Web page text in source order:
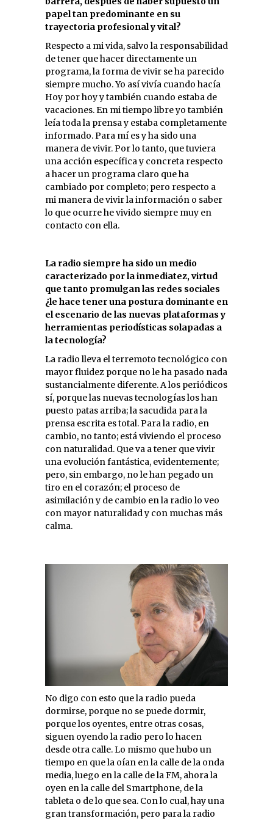
papel tan predominante en su
trayectoria profesional y vital?
Respecto a mi vida, salvo la responsabilidad
de tener que hacer directamente un
programa, la forma de vivir se ha parecido
siempre mucho. Yo así vivía cuando hacía
Hoy por hoy y también cuando estaba de
vacaciones. En mi tiempo libre yo también
leía toda la prensa y estaba completamente
informado. Para mí es y ha sido una
manera de vivir. Por lo tanto, que tuviera
una acción específica y concreta respecto
a hacer un programa claro que ha
cambiado por completo; pero respecto a
mi manera de vivir la información o saber
lo que ocurre he vivido siempre muy en
contacto con ella.
La radio siempre ha sido un medio
caracterizado por la inmediatez, virtud
que tanto promulgan las redes sociales
¿le hace tener una postura dominante en
el escenario de las nuevas plataformas y
herramientas periodísticas solapadas a
la tecnología?
La radio lleva el terremoto tecnológico con
mayor fluidez porque no le ha pasado nada
sustancialmente diferente. A los periódicos
sí, porque las nuevas tecnologías los han
puesto patas arriba; la sacudida para la
prensa escrita es total. Para la radio, en
cambio, no tanto; está viviendo el proceso
con naturalidad. Que va a tener que vivir
una evolución fantástica, evidentemente;
pero, sin embargo, no le han pegado un
tiro en el corazón; el proceso de
asimilación y de cambio en la radio lo veo
con mayor naturalidad y con muchas más
calma.
No digo con esto que la radio pueda
dormirse, porque no se puede dormir,
porque los oyentes, entre otras cosas,
siguen oyendo la radio pero lo hacen
desde otra calle. Lo mismo que hubo un
tiempo en que la oían en la calle de la onda
media, luego en la calle de la FM, ahora la
oyen en la calle del Smartphone, de la
tableta o de lo que sea. Con lo cual, hay una
gran transformación, pero para la radio